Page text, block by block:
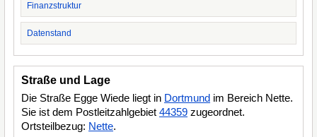
Finanzstruktur
Datenstand
Straße und Lage
Die Straße Egge Wiede liegt in Dortmund im Bereich Nette.
Sie ist dem Postleitzahlgebiet 44359 zugeordnet.
Ortsteilbezug: Nette.